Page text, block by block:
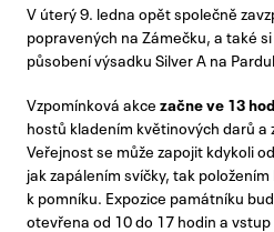
V úterý 9. ledna opět společně
popravených na Zámečku, a také
působení výsadku Silver A na
Vzpomínková akce začne ve 13
hostů kladením květinových darů a
Veřejnost se může zapojit kdykoli
jak zapálením svíčky, tak
k pomníku. Expozice památníku
otevřena od 10 do 17 hodin a vstup